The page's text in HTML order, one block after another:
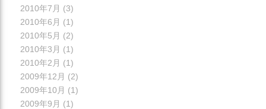
2010年7月 (3)
2010年6月 (1)
2010年5月 (2)
2010年3月 (1)
2010年2月 (1)
2009年12月 (2)
2009年10月 (1)
2009年9月 (1)